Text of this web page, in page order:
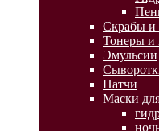
Скрабы и
Тонеры и
Эмульсии
Патчи
Маски